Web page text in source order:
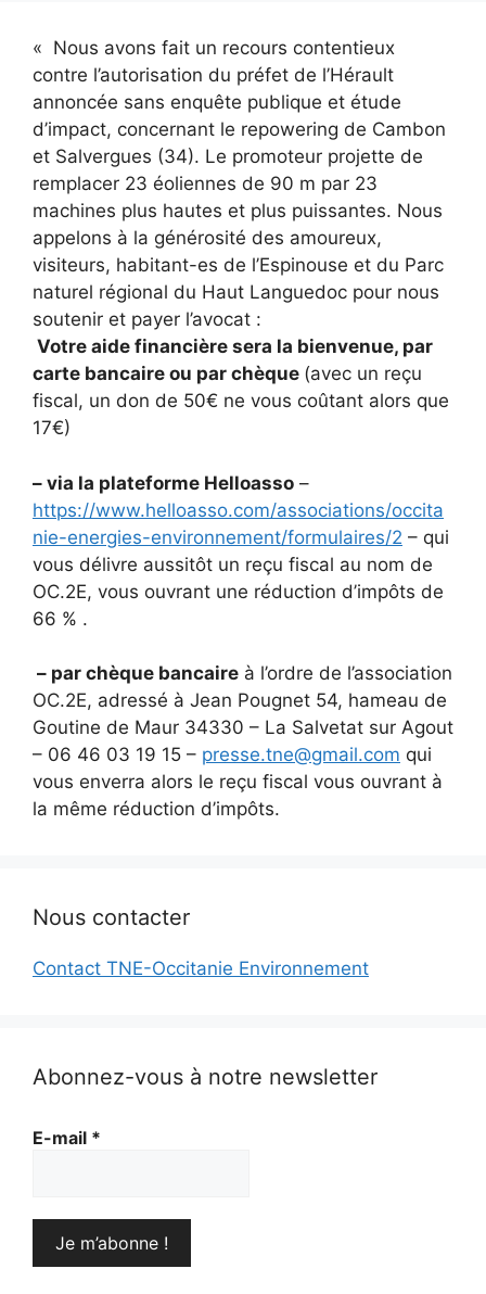
« Nous avons fait un recours contentieux
contre l’autorisation du préfet de l’Hérault
annoncée sans enquête publique et étude
d’impact, concernant le repowering de Cambon
et Salvergues (34). Le promoteur projette de
remplacer 23 éoliennes de 90 m par 23
machines plus hautes et plus puissantes. Nous
appelons à la générosité des amoureux,
visiteurs, habitant-es de l’Espinouse et du Parc
naturel régional du Haut Languedoc pour nous
soutenir et payer l’avocat :
Votre aide financière sera la bienvenue, par
carte bancaire ou par chèque (avec un reçu
fiscal, un don de 50€ ne vous coûtant alors que
17€)
– via la plateforme Helloasso –
https://www.helloasso.com/associations/occita
nie-energies-environnement/formulaires/2 – qui
vous délivre aussitôt un reçu fiscal au nom de
OC.2E, vous ouvrant une réduction d’impôts de
66 % .
– par chèque bancaire à l’ordre de l’association
OC.2E, adressé à Jean Pougnet 54, hameau de
Goutine de Maur 34330 – La Salvetat sur Agout
– 06 46 03 19 15 – presse.tne@gmail.com qui
vous enverra alors le reçu fiscal vous ouvrant à
la même réduction d’impôts.
Nous contacter
Contact TNE-Occitanie Environnement
Abonnez-vous à notre newsletter
E-mail *